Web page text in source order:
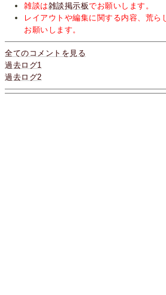
雑談は雑談掲示板でお願いします。
レイアウトや編集に関する内容、荒ら
お願いします。
全てのコメントを見る
過去ログ1
過去ログ2